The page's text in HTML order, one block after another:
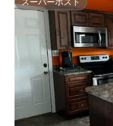
スーパーホスト